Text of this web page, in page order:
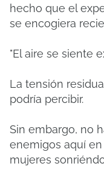
hecho que el
se encogiera
"El aire se siente
La tensión
podría percibir.
Sin embargo, no
enemigos aquí
mujeres